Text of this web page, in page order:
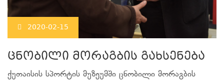
2020-02-15
ცნობილი მორაგბის გახსენება
ქუთაისის სპორტის მუზეუმში ცნობილი მორაგბის